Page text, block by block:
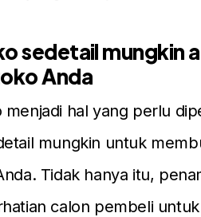
sedetail mungkin
Anda
hal yang perlu
mungkin untuk
Tidak hanya itu,
calon pembeli